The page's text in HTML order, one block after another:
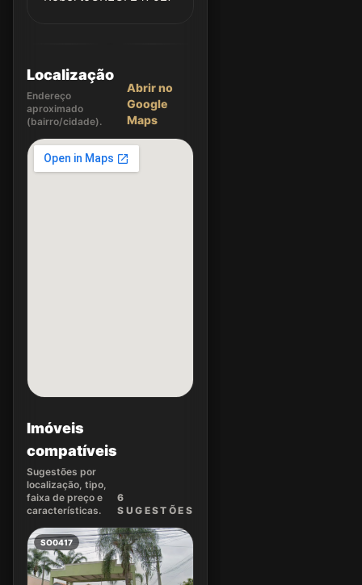
Localização
Endereço
aproximado
(bairro/cidade).
Abrir no
Google
Maps
Imóveis
compatíveis
Sugestões por
localização, tipo,
faixa de preço e
características.
6
SUGEST ÕES
SO0417